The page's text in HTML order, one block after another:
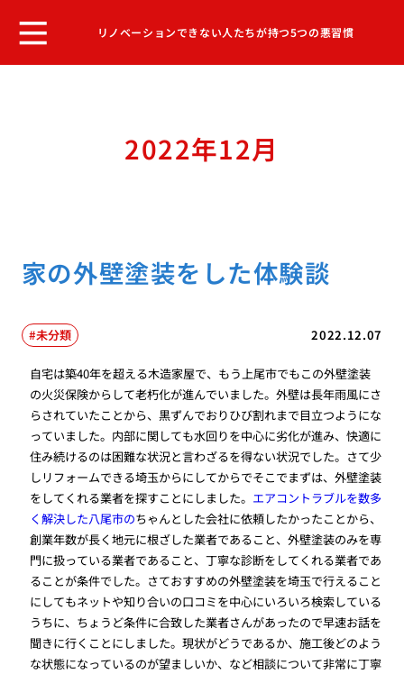
リノベーションできない人たちが持つ5つの悪習慣
2022年12月
家の外壁塗装をした体験談
2022.12.07
未分類
自宅は築40年を超える木造家屋で、もう上尾市でもこの外壁塗装
の火災保険からして老朽化が進んでいました。外壁は長年雨風にさ
らされていたことから、黒ずんでおりひび割れまで目立つようにな
っていました。内部に関しても水回りを中心に劣化が進み、快適に
住み続けるのは困難な状況と言わざるを得ない状況でした。さて少
しリフォームできる埼玉からにしてからでそこでまずは、外壁塗装
をしてくれる業者を探すことにしました。 エアコントラブルを数多
く解決した八尾市のちゃんとした会社に依頼したかったことから、
創業年数が長く地元に根ざした業者であること、外壁塗装のみを専
門に扱っている業者であること、丁寧な診断をしてくれる業者であ
ることが条件でした。さておすすめの外壁塗装を埼玉で行えること
にしてもネットや知り合いの口コミを中心にいろいろ検索している
うちに、ちょうど条件に合致した業者さんがあったので早速お話を
聞きに行くことにしました。現状がどうであるか、施工後どのよう
な状態になっているのが望ましいか、など相談について非常に丁寧